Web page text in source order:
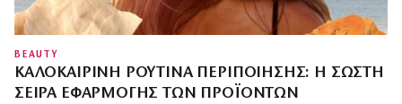
BEAUTY
ΚΑΛΟΚΑΙΡΙΝΉ ΡΟΥΤΊΝΑ ΠΕΡΙΠΟΊΗΣΗΣ: Η ΣΩΣΤΉ
ΣΕΙΡΆ ΕΦΑΡΜΟΓΉΣ ΤΩΝ ΠΡΟΪΌΝΤΩΝ